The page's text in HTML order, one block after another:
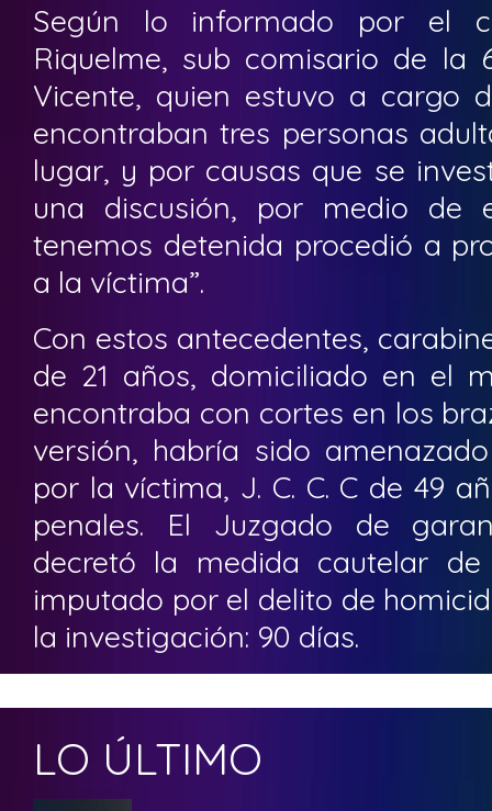
Según lo informado por el
Riquelme, sub comisario de la
Vicente, quien estuvo a cargo
encontraban tres personas
lugar, y por causas que se
una discusión, por medio de
tenemos detenida procedió a
a la víctima”.
Con estos antecedentes,
de 21 años, domiciliado en el
encontraba con cortes en los
versión, habría sido
por la víctima, J. C. C. C de 49
penales. El Juzgado de
decretó la medida cautelar
imputado por el delito de
la investigación: 90 días.
LO ÚLTIMO